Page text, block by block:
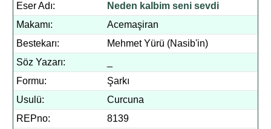
Eser Adı:
Neden kalbim seni sevdi
Makamı:
Acemaşiran
Bestekarı:
Mehmet Yürü (Nasib'in)
Söz Yazarı:
Formu:
Şarkı
Usulü:
Curcuna
REPno:
8139